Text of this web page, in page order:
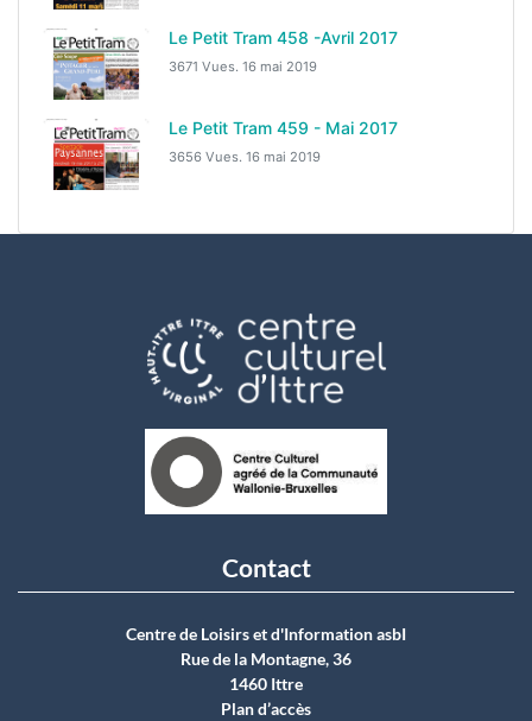
Le Petit Tram 458 -Avril 2017
3671 Vues. 16 mai 2019
Le Petit Tram 459 - Mai 2017
3656 Vues. 16 mai 2019
Contact
Centre de Loisirs et d'Information asbI
Rue de la Montagne, 36
1460 Ittre
Plan d’accès